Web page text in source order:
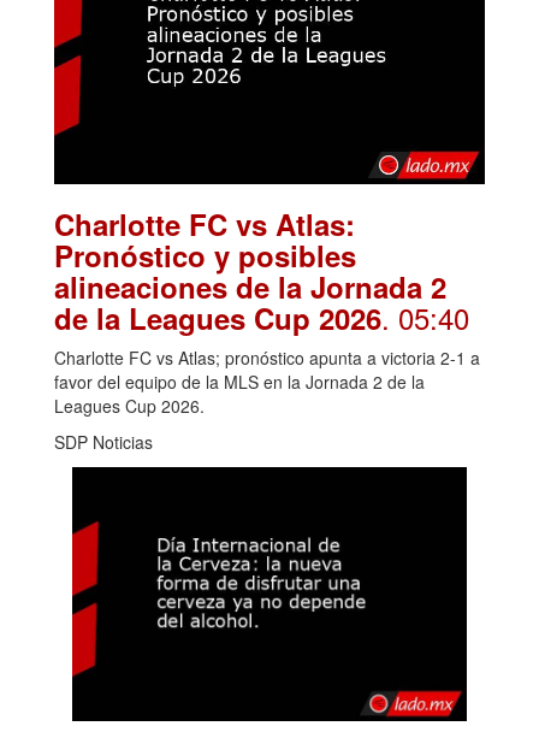
Charlotte FC vs Atlas:
Pronóstico y posibles
alineaciones de la Jornada 2
de la Leagues Cup 2026. 05:40
Charlotte FC vs Atlas; pronóstico apunta a victoria 2-1 a
favor del equipo de la MLS en la Jornada 2 de la
Leagues Cup 2026.
SDP Noticias